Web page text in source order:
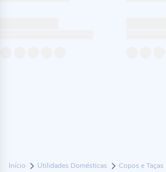
Início Utilidades Domésticas
Copos e Taças